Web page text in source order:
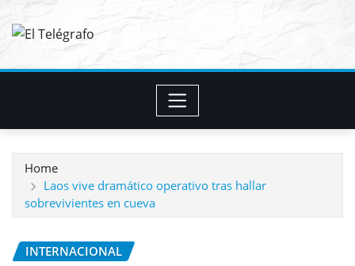
Home
Laos vive dramático operativo tras hallar
sobrevivientes en cueva
INTERNACIONAL